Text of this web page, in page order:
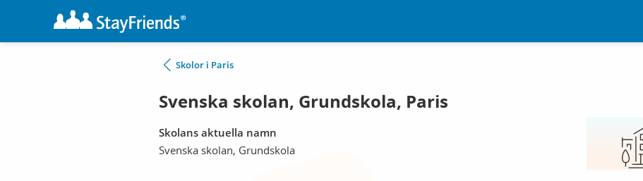
Skolor i Paris
Svenska skolan, Grundskola, Paris
Skolans aktuella namn
Svenska skolan, Grundskola